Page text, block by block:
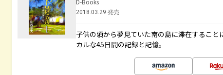
D-Books
2018.03.29 発売
子供の頃から夢見ていた南の島に滞在するこ
カルな45日間の記録と記憶。